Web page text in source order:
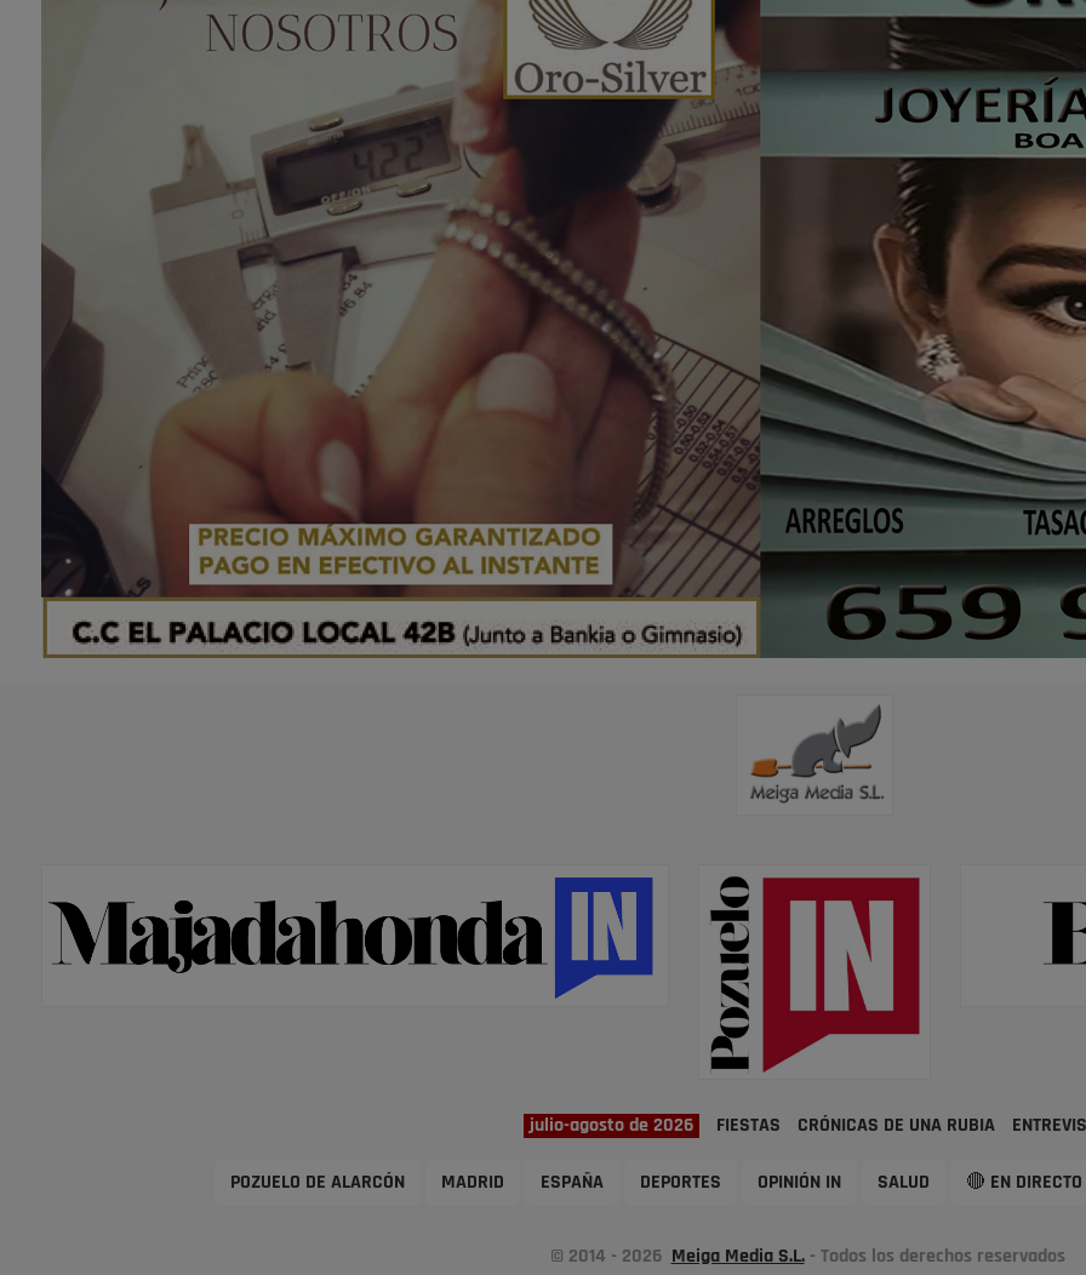
julio-agosto de 2026 FIESTAS CRÓNICAS DE UNA RUBIA
POZUELO DE ALARCÓN MADRID ESPAÑA DEPORTES OPINIÓN IN SALUD 🔴 EN DIRECTO
© 2014 - 2026 Meiga Media S.L.- Todos los derechos reservados